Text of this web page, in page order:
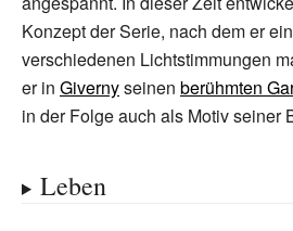
Konzept der Serie, nach dem er
verschiedenen Lichtstimmungen
er in Givernyseinen berühmten
in der Folge auch als Motiv seiner
Leben